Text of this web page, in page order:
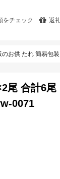
をチェック 返
お供 たれ 簡易包
尾 合計6
0071